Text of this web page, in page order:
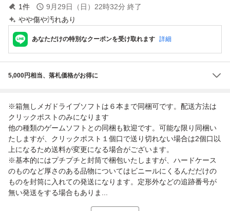
1件 9月29日（日）22時32分 終了
やや傷や汚れあり
あなただけの特別なクーポンを受け取れます 詳細
5,000円相当、落札価格がお得に
※箱無しメガドライブソフトは６本まで同梱可です。配送方法は
クリックポストのみになります
他の種類のゲームソフトとの同梱も歓迎です。可能な限り同梱い
たしますが、クリックポスト１個口で送り切れない場合は2個口以
上になるため送料が変更になる場合がございます。
※基本的にはプチプチと封筒で梱包いたしますが、ハードケース
のものなど厚さのある品物についてはビニールにくるんだだけの
ものを封筒に入れての発送になります。定形外などの追跡番号が
無い発送をする場合もありま...